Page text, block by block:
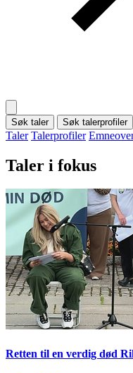
Søk taler Søk talerprofiler
Taler Talerprofiler
Taler i fokus
Retten til en verdig død